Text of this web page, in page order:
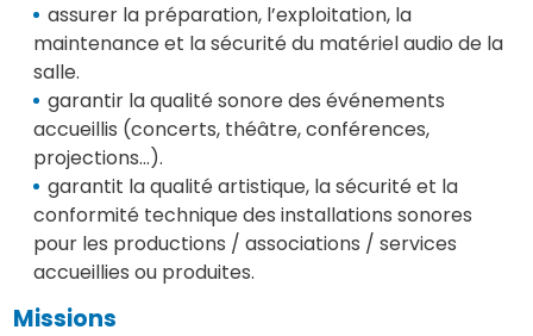
assurer la préparation, l’exploitation, la
maintenance et la sécurité du matériel audio de la
salle.
garantir la qualité sonore des événements
accueillis (concerts, théâtre, conférences,
projections…).
garantit la qualité artistique, la sécurité et la
conformité technique des installations sonores
pour les productions / associations / services
accueillies ou produites.
Missions